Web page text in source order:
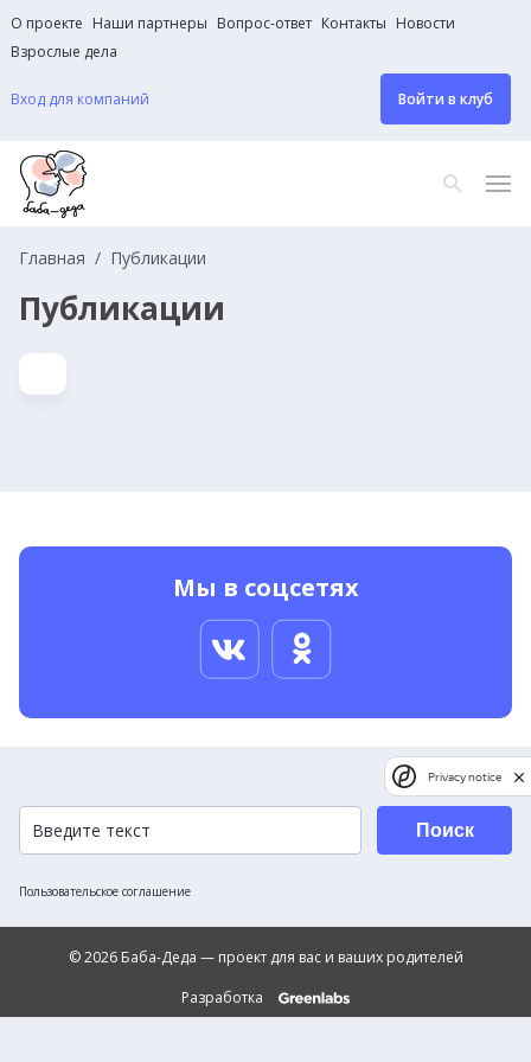
О проекте Наши партнеры Вопрос-ответ Контакты Новости
Взрослые дела
Вход для компаний Войти в клуб
Главная Публикации
Публикации
Мы в соцсетях
Пользовательское соглашение
Поиск
© 2026 Баба-Деда — проект для вас и ваших родителей
Разработка
Privacy notice